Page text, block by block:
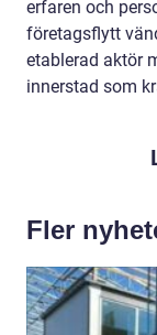
erfaren och
företagsflytt
etablerad aktör
innerstad som
Fler